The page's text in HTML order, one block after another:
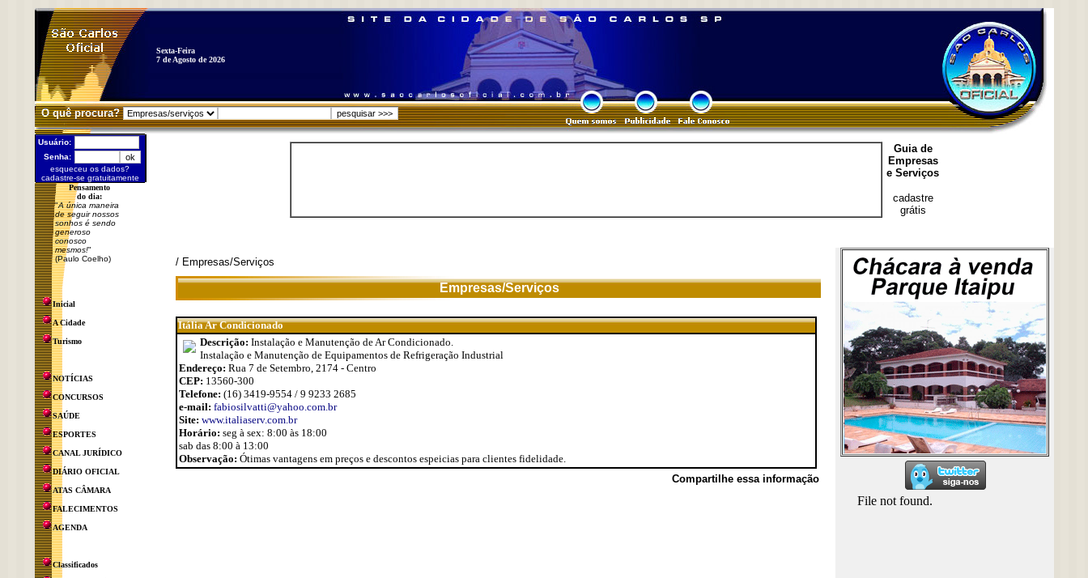
Sexta-Feira
7 de Agosto de 2026
O quê procura?
Usuário:
Senha:
esqueceu os dados?
cadastre-se gratuitamente
Pensamento
do dia:
"A única maneira
de seguir nossos
sonhos é sendo
generoso
conosco
mesmos!"
(Paulo Coelho)
Inicial
A Cidade
Turismo
NOTÍCIAS
CONCURSOS
SAÚDE
ESPORTES
CANAL JURÍDICO
DIÁRIO OFICIAL
ATAS CÂMARA
FALECIMENTOS
AGENDA
Classificados
Guia de
Empresas
e Serviços
cadastre
grátis
/ Empresas/Serviços
Empresas/Serviços
Itália Ar Condicionado
Descrição: Instalação e Manutenção de Ar Condicionado.
Instalação e Manutenção de Equipamentos de Refrigeração Industrial
Endereço: Rua 7 de Setembro, 2174 - Centro
CEP: 13560-300
Telefone: (16) 3419-9554 / 9 9233 2685
e-mail: fabiosilvatti@yahoo.com.br
Site: www.italiaserv.com.br
Horário: seg à sex: 8:00 às 18:00
sab das 8:00 à 13:00
Observação: Ótimas vantagens em preços e descontos espeicias para clientes fidelidade.
Compartilhe essa informação